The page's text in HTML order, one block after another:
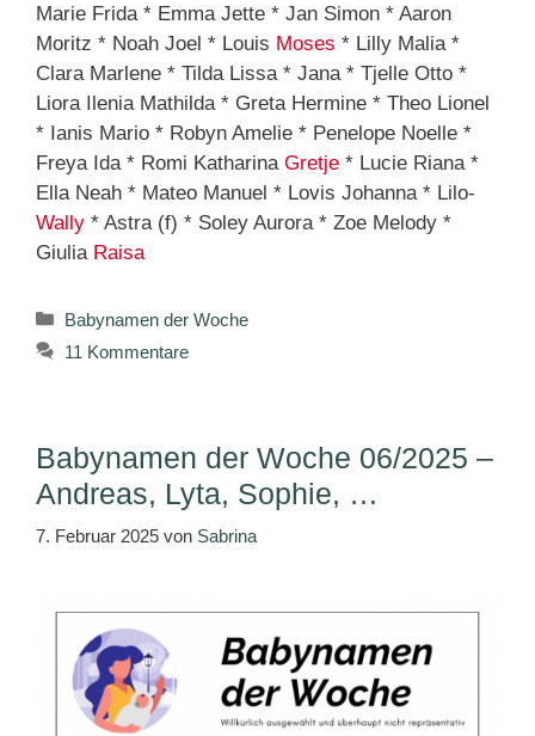
Marie Frida * Emma Jette * Jan Simon * Aaron
Moritz * Noah Joel * Louis Moses * Lilly Malia *
Clara Marlene * Tilda Lissa * Jana * Tjelle Otto *
Liora Ilenia Mathilda * Greta Hermine * Theo Lionel
* Ianis Mario * Robyn Amelie * Penelope Noelle *
Freya Ida * Romi Katharina Gretje * Lucie Riana *
Ella Neah * Mateo Manuel * Lovis Johanna * Lilo-
Wally * Astra (f) * Soley Aurora * Zoe Melody *
Giulia Raisa
Kategorien
Babynamen der Woche
11 Kommentare
Babynamen der Woche 06/2025 –
Andreas, Lyta, Sophie, …
7. Februar 2025 von Sabrina